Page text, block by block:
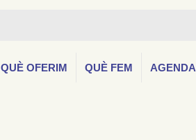
QUÈ OFERIM QUÈ FEM AGENDA